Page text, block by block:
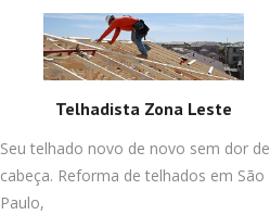
Telhadista Zona Leste
Seu telhado novo de novo sem dor de
cabeça. Reforma de telhados em São
Paulo,